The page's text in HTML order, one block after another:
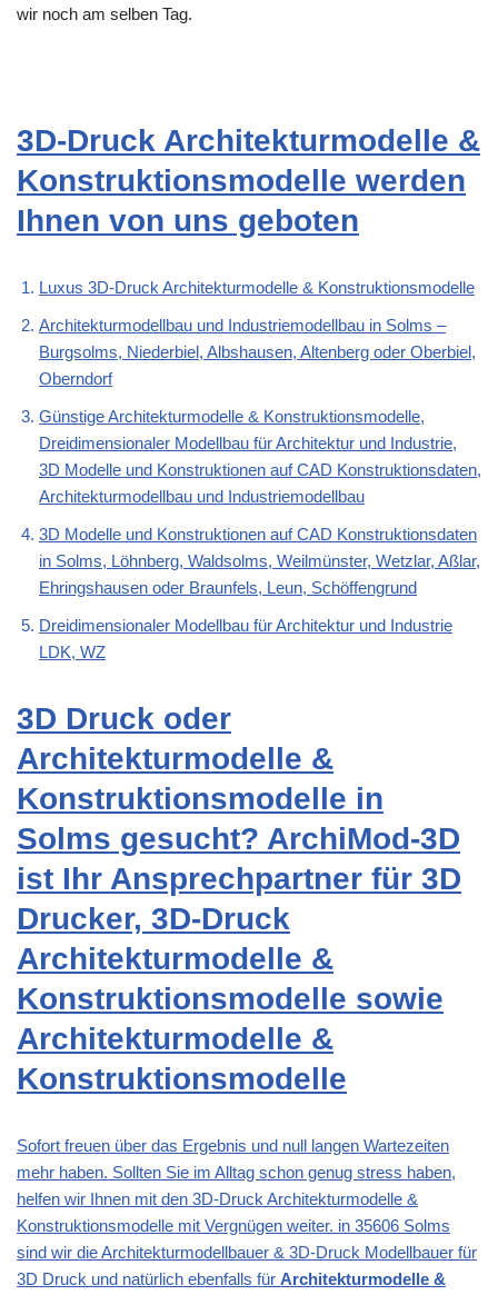
wir noch am selben Tag.
3D-Druck Architekturmodelle &
Konstruktionsmodelle werden
Ihnen von uns geboten
Luxus 3D-Druck Architekturmodelle & Konstruktionsmodelle
Architekturmodellbau und Industriemodellbau in Solms –
Burgsolms, Niederbiel, Albshausen, Altenberg oder Oberbiel,
Oberndorf
Günstige Architekturmodelle & Konstruktionsmodelle,
Dreidimensionaler Modellbau für Architektur und Industrie,
3D Modelle und Konstruktionen auf CAD Konstruktionsdaten,
Architekturmodellbau und Industriemodellbau
3D Modelle und Konstruktionen auf CAD Konstruktionsdaten
in Solms, Löhnberg, Waldsolms, Weilmünster, Wetzlar, Aßlar,
Ehringshausen oder Braunfels, Leun, Schöffengrund
Dreidimensionaler Modellbau für Architektur und Industrie
LDK, WZ
3D Druck oder
Architekturmodelle &
Konstruktionsmodelle in
Solms gesucht? ArchiMod-3D
ist Ihr Ansprechpartner für 3D
Drucker, 3D-Druck
Architekturmodelle &
Konstruktionsmodelle sowie
Architekturmodelle &
Konstruktionsmodelle
Sofort freuen über das Ergebnis und null langen Wartezeiten
mehr haben. Sollten Sie im Alltag schon genug stress haben,
helfen wir Ihnen mit den 3D-Druck Architekturmodelle &
Konstruktionsmodelle mit Vergnügen weiter. in 35606 Solms
sind wir die Architekturmodellbauer & 3D-Druck Modellbauer für
3D Druck und natürlich ebenfalls für Architekturmodelle &